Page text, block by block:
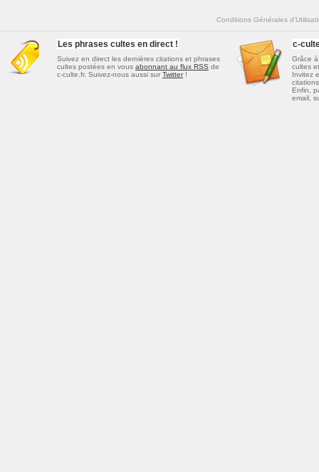
Conditions Générales
Les phrases cultes en direct !
Suivez en direct les dernières citations et phrases
cultes postées en vous abonnant au flux RSS de
c-culte.fr. Suivez-nous aussi sur Twitter!
c-
Grâce
cultes
Invitez
citations
Enfin,
email,